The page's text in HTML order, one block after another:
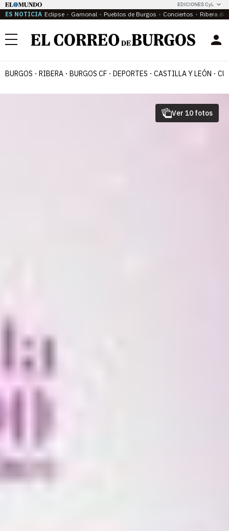
EDICIONES CyL
ES NOTICIA Eclipse Gamonal Pueblos de Burgos Conciertos Ribera del
Menú
BURGOS RIBERA BURGOS CF DEPORTES CASTILLA Y LEÓN
Ver 10 fotos